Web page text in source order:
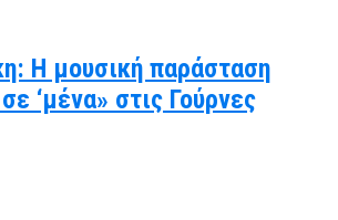
Η μουσική παράσταση
‘μένα» στις Γούρνες